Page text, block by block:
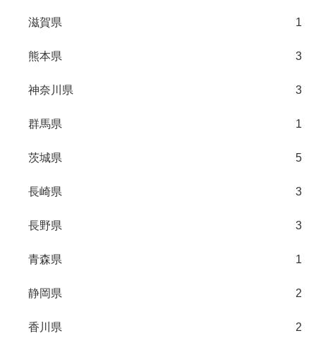
滋賀県 1
熊本県 3
神奈川県 3
群馬県 1
茨城県 5
長崎県 3
長野県 3
青森県 1
静岡県 2
香川県 2